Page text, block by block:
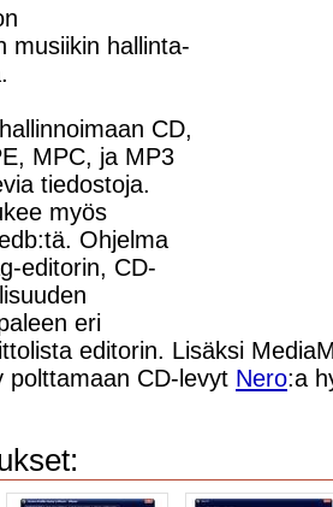
musiikin hallinta-
CD,
MPC, ja MP3
tiedostoja.
myös
Ohjelma
editorin, CD-
eri
editorin. Lisäksi
polttamaan CD-levyt Nero:a